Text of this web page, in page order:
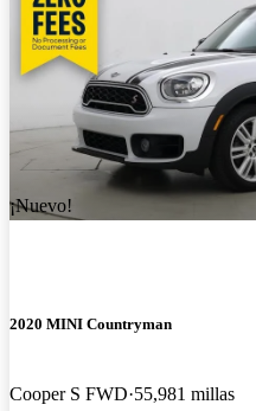
¡Nuevo!
2020 MINI Countryman
Cooper S FWD 55,981 millas